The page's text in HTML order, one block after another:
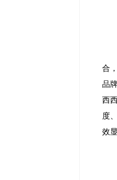
合
品
西
度
效